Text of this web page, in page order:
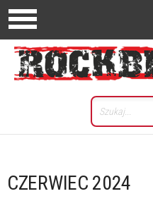
CZERWIEC 2024